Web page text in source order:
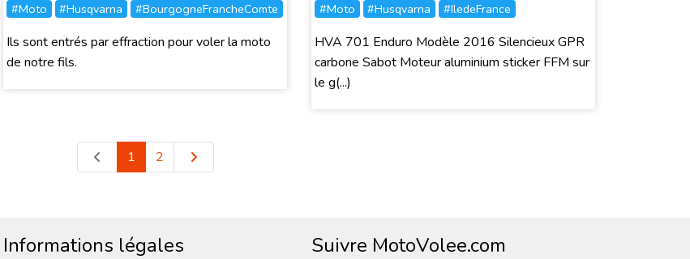
#Moto #Husqvarna #BourgogneFrancheComte
Ils sont entrés par effraction pour voler la moto
de notre fils.
#Moto #Husqvarna #IledeFrance
HVA 701 Enduro Modèle 2016 Silencieux GPR
carbone Sabot Moteur aluminium sticker FFM sur
le g(...)
1 2
Informations légales Suivre MotoVolee.com